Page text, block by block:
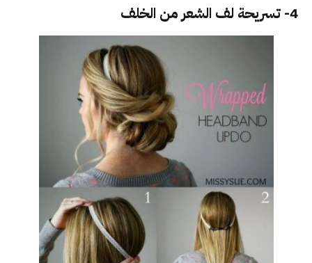
4- تسريحة لف الشعر من الخلف